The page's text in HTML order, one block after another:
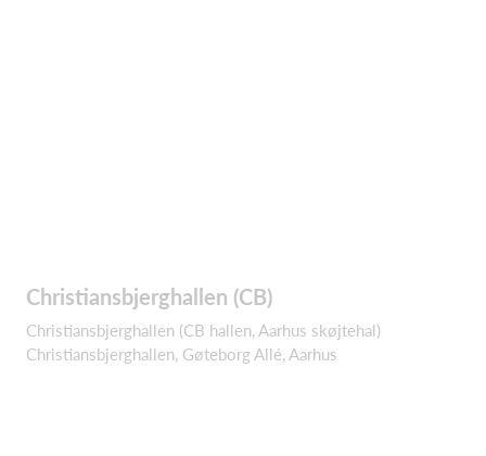
Christiansbjerghallen (CB)
Christiansbjerghallen (CB hallen, Aarhus skøjtehal)
Christiansbjerghallen, Gøteborg Allé, Aarhus